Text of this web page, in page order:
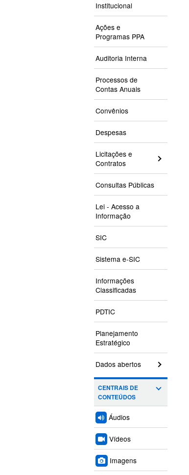
Institucional
Ações e
Programas PPA
Auditoria Interna
Processos de
Contas Anuais
Convênios
Despesas
Licitações e
Contratos
Consultas Públicas
Lei - Acesso a
Informação
SIC
Sistema e-SIC
Informações
Classificadas
PDTIC
Planejamento
Estratégico
Dados abertos
CENTRAIS DE
CONTEÚDOS
Áudios
Vídeos
Imagens